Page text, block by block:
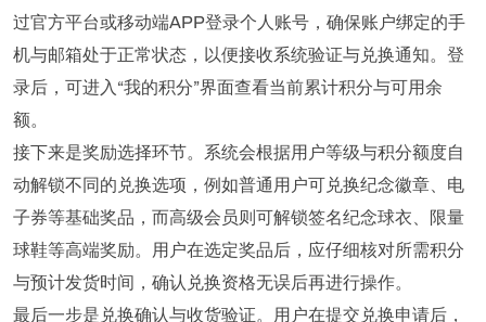
过官方平台或移动端APP登录个人账号，确保账户绑定的手
机与邮箱处于正常状态，以便接收系统验证与兑换通知。登
录后，可进入“我的积分”界面查看当前累计积分与可用余
额。
接下来是奖励选择环节。系统会根据用户等级与积分额度自
动解锁不同的兑换选项，例如普通用户可兑换纪念徽章、电
子券等基础奖品，而高级会员则可解锁签名纪念球衣、限量
球鞋等高端奖励。用户在选定奖品后，应仔细核对所需积分
与预计发货时间，确认兑换资格无误后再进行操作。
最后一步是兑换确认与收货验证。用户在提交兑换申请后，